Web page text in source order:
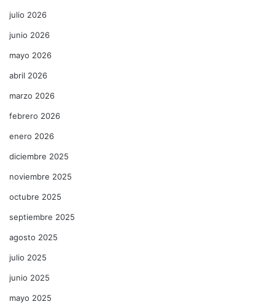
julio 2026
junio 2026
mayo 2026
abril 2026
marzo 2026
febrero 2026
enero 2026
diciembre 2025
noviembre 2025
octubre 2025
septiembre 2025
agosto 2025
julio 2025
junio 2025
mayo 2025